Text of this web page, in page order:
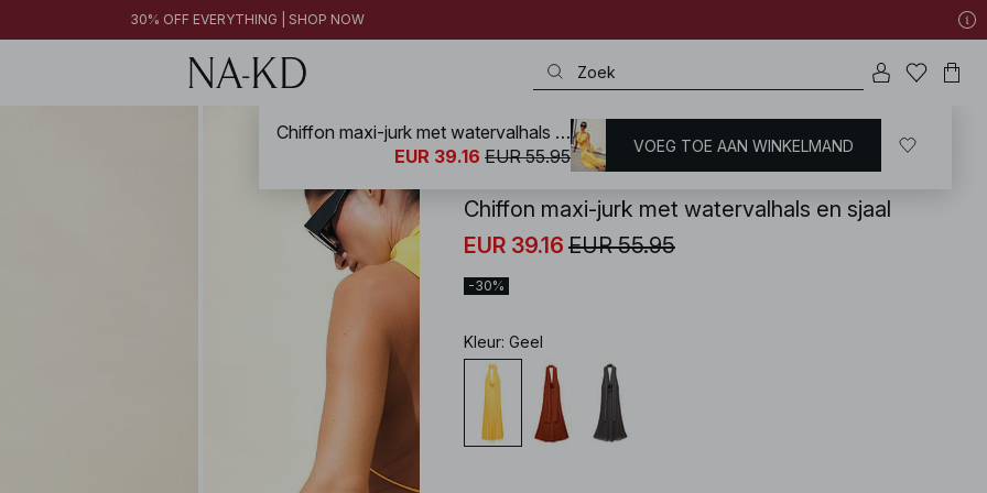
30% OFF EVERYTHING | SHOP NOW
NA-KD / Jurken / Gestippelde Jurken
Chiffon maxi-jurk met watervalhals en sjaal
EUR 39.16 EUR 55.95
-30%
Kleur: Geel
Chiffon maxi-jurk met watervalhals en sjaal
EUR 39.16 EUR 55.95 VOEG TOE AAN WINKELMAND